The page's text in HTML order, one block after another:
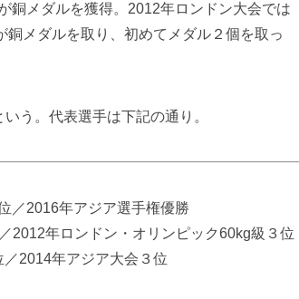
銅メダルを獲得。2012年ロンドン大会では
メダルを取り、初めてメダル２個を取っ
う。代表選手は下記の通り。
／2016年アジア選手権優勝
年ロンドン・オリンピック60kg級３位
2014年アジア大会３位